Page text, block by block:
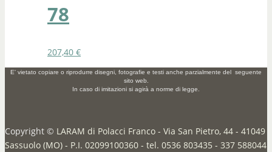
78
207,40 €
E' vietato copiare o riprodurre disegni, fotografie e testi anche parzialmente del seguente
sito web.
In caso di imitazioni si agirà a norme di legge.
Copyright © LARAM di Polacci Franco - Via San Pietro, 44 - 41049
Sassuolo (MO) - P.I. 02099100360 - tel. 0536 803435 - 337 588044